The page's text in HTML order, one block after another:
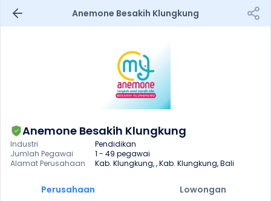
Anemone Besakih Klungkung
Anemone Besakih Klungkung
Industri
Pendidikan
Jumlah Pegawai
1 - 49 pegawai
Alamat Perusahaan
Kab. Klungkung, , Kab. Klungkung, Bali
Perusahaan Lowongan